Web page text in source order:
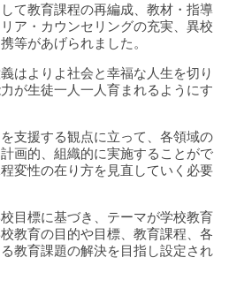
て教育課程の再編成、教材・指導
ア・カウンセリングの充実、異校
等があげられました。
はよりよ社会と幸福な人生を切り
が生徒一人一人育まれるようにす
支援する観点に立って、各領域の
画的、組織的に実施することがで
変性の在り方を見直していく必要
目標に基づき、テーマが学校教育
教育の目的や目標、教育課程、各
教育課題の解決を目指し設定され